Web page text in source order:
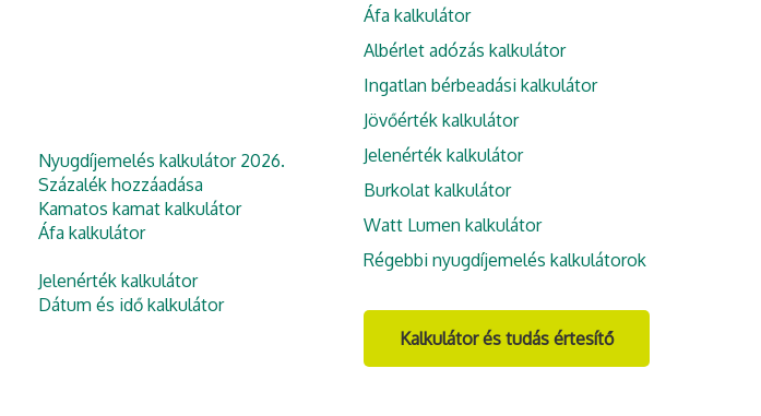
Nyugdíjemelés kalkulátor 2026.
Százalék hozzáadása
Kamatos kamat kalkulátor
Áfa kalkulátor
Jelenérték kalkulátor
Dátum és idő kalkulátor
Áfa kalkulátor
Albérlet adózás kalkulátor
Ingatlan bérbeadási kalkulátor
Jövőérték kalkulátor
Jelenérték kalkulátor
Burkolat kalkulátor
Watt Lumen kalkulátor
Régebbi nyugdíjemelés kalkulátorok
Kalkulátor és tudás értesítő